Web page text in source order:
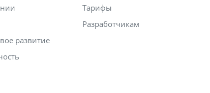
развитие
Тарифы
Разработчикам